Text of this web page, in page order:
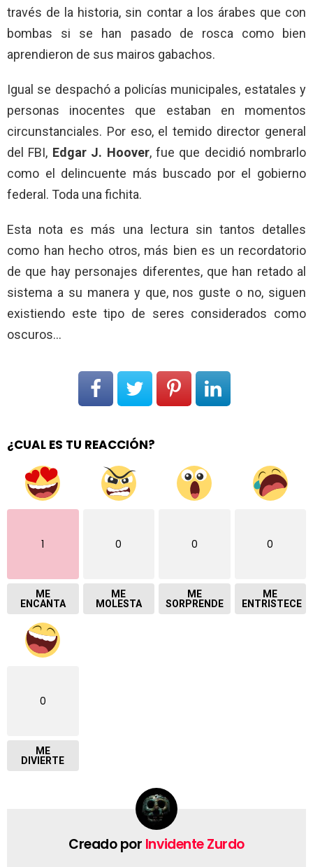
través de la historia, sin contar a los árabes que con
bombas si se han pasado de rosca como bien
aprendieron de sus mairos gabachos.
Igual se despachó a policías municipales, estatales y
personas inocentes que estaban en momentos
circunstanciales. Por eso, el temido director general
del FBI, Edgar J. Hoover, fue que decidió nombrarlo
como el delincuente más buscado por el gobierno
federal. Toda una fichita.
Esta nota es más una lectura sin tantos detalles
como han hecho otros, más bien es un recordatorio
de que hay personajes diferentes, que han retado al
sistema a su manera y que, nos guste o no, siguen
existiendo este tipo de seres considerados como
oscuros…
¿CUAL ES TU REACCIÓN?
1
ME
ENCANTA
0
ME
MOLESTA
0
ME
SORPRENDE
0
ME
ENTRISTECE
0
ME
DIVIERTE
Creado por Invidente Zurdo